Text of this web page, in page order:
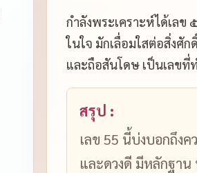
กำลังพระเคราะห์ได้เลข
ในใจ มักเลื่อมใสต่อสิ่งศั
และถือสันโดษ เป็นเลขที่
สรุป :
เลข 55 นี้บ่งบอกถึง
และดวงดี มีหลักฐา